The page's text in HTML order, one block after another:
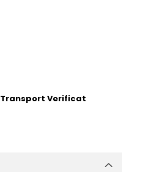
Transport Verificat